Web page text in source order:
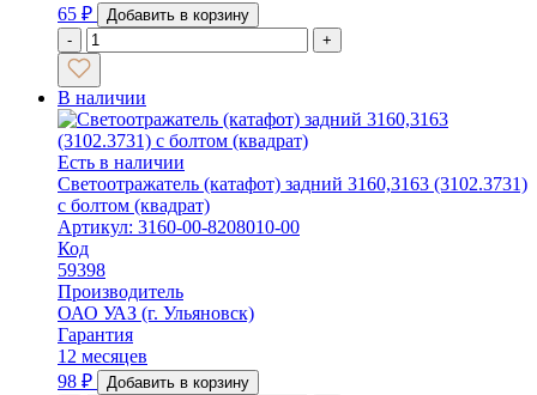
65 ₽
Добавить в корзину
-
+
В наличии
Есть в наличии
Светоотражатель (катафот) задний 3160,3163 (3102.3731)
с болтом (квадрат)
Артикул: 3160-00-8208010-00
Код
59398
Производитель
ОАО УАЗ (г. Ульяновск)
Гарантия
12 месяцев
98 ₽
Добавить в корзину